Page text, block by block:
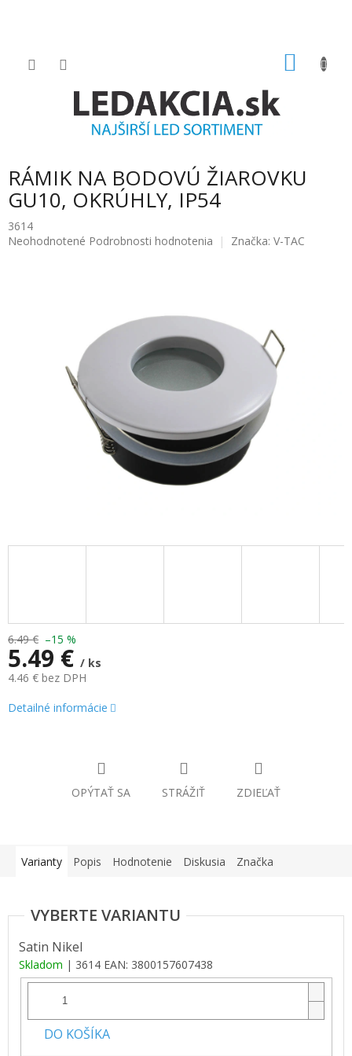
RÁMIK NA BODOVÚ ŽIAROVKU
GU10, OKRÚHLY, IP54
3614
Priemerné
Neohodnotené Podrobnosti hodnotenia Značka: V-TAC
6.49 € –15 %
5.49 € / ks
4.46 € bez DPH
Jednotková
cena:
Detailné informácie
OPÝTAŤ SA STRÁŽIŤ ZDIEĽAŤ
Varianty Popis Hodnotenie Diskusia Značka
Satin Nikel
Skladom | 3614 EAN: 3800157607438
DO KOŠÍKA